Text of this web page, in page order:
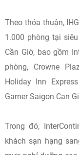
Theo thỏa thuận,
1.000 phòng tại
Cần Giờ, bao gồm
phòng, Crowne
Holiday Inn
Garner Saigon Can
Trong đó,
khách sạn hạng